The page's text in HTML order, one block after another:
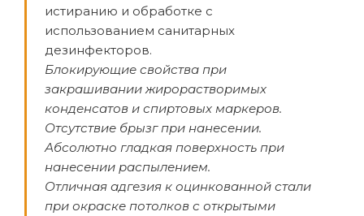
истиранию и обработке с
использованием санитарных
дезинфекторов.
Блокирующие свойства при
закрашивании жирорастворимых
конденсатов и спиртовых маркеров.
Отсутствие брызг при нанесении.
Абсолютно гладкая поверхность при
нанесении распылением.
Отличная адгезия к оцинкованной стали
при окраске потолков с открытыми